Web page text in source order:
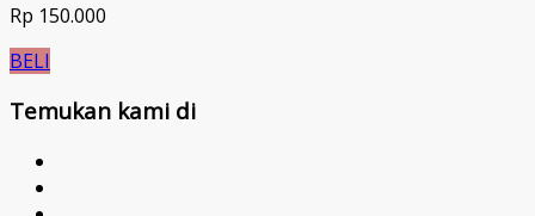
Rp 150.000
BELI
Temukan kami di